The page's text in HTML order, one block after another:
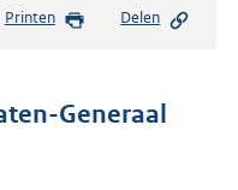
s
d
Printen Delen
Generaal